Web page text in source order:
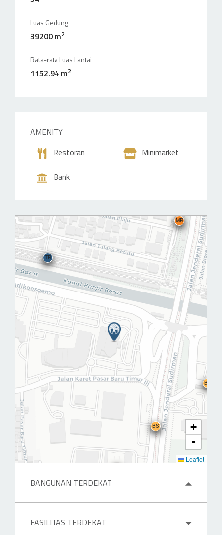
Luas Gedung
39200 m2
Rata-rata Luas Lantai
1152.94 m2
AMENITY
Restoran
Minimarket
Bank
BANGUNAN TERDEKAT
FASILITAS TERDEKAT
TR
MR
BS
BS
+
-
Leaflet